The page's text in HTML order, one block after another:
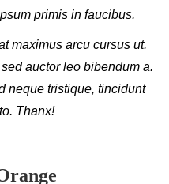
primis in faucibus.
maximus arcu cursus ut.
auctor leo bibendum a.
neque tristique, tincidunt
Thanx!